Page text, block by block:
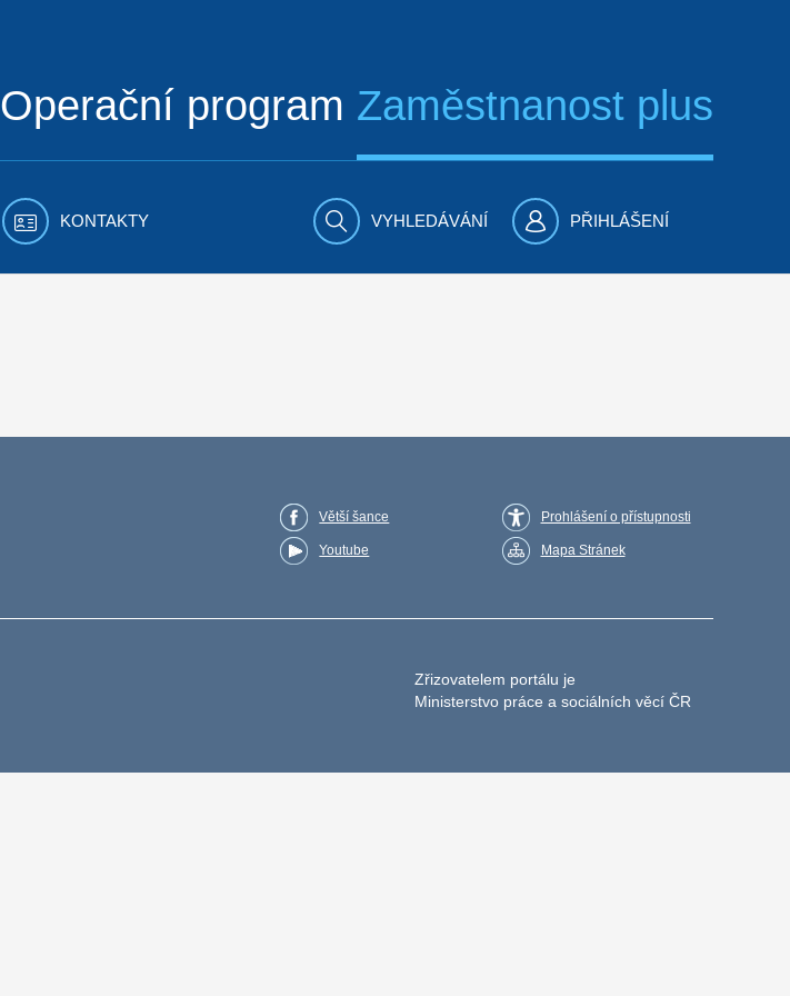
Operační program Zaměstnanost plus
KONTAKTY VYHLEDÁVÁNÍ PŘIHLÁŠENÍ
Větší šance
Youtube
Prohlášení o přístupnosti
Mapa Stránek
Zřizovatelem portálu je
Ministerstvo práce a sociálních věcí ČR